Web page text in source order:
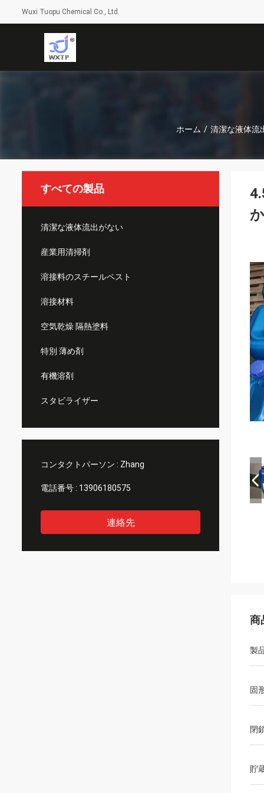
Wuxi Tuopu Chemical Co., Ltd.
ホーム / 清潔な液体流
すべての製品
清潔な液体流出がない
産業用清掃剤
溶接料のスチールペスト
溶接材料
空気乾燥 隔熱塗料
特別 薄め剤
有機溶剤
スタビライザー
コンタクトパーソン : Zhang
電話番号 : 13906180575
連絡先
商
製
固
閉
貯